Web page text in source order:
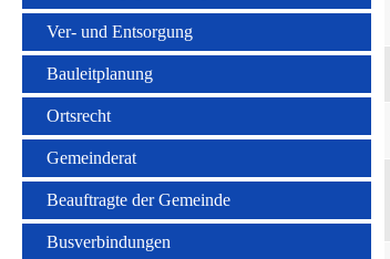
Ver- und Entsorgung
Bauleitplanung
Ortsrecht
Gemeinderat
Beauftragte der Gemeinde
Busverbindungen